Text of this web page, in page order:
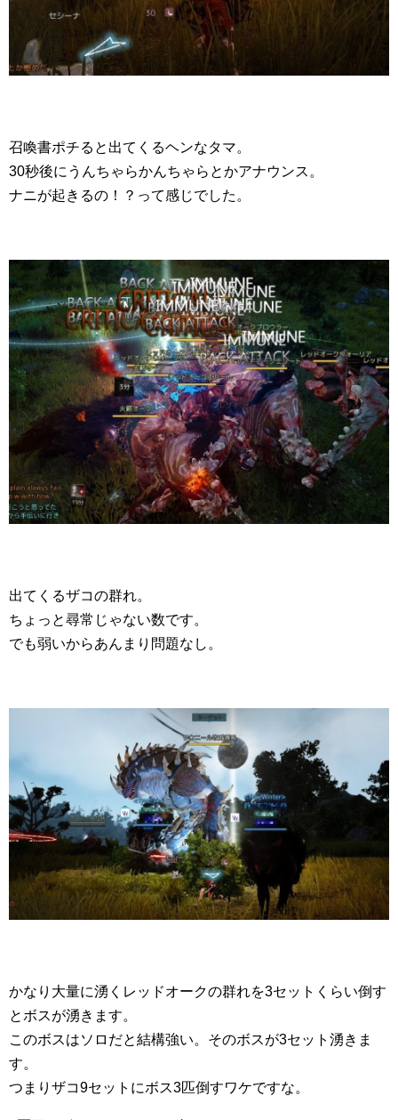
召喚書ポチると出てくるヘンなタマ。
30秒後にうんちゃらかんちゃらとかアナウンス。
ナニが起きるの！？って感じでした。
出てくるザコの群れ。
ちょっと尋常じゃない数です。
でも弱いからあんまり問題なし。
かなり大量に湧くレッドオークの群れを3セットくらい倒す
とボスが湧きます。
このボスはソロだと結構強い。そのボスが3セット湧きま
す。
つまりザコ9セットにボス3匹倒すワケですな。